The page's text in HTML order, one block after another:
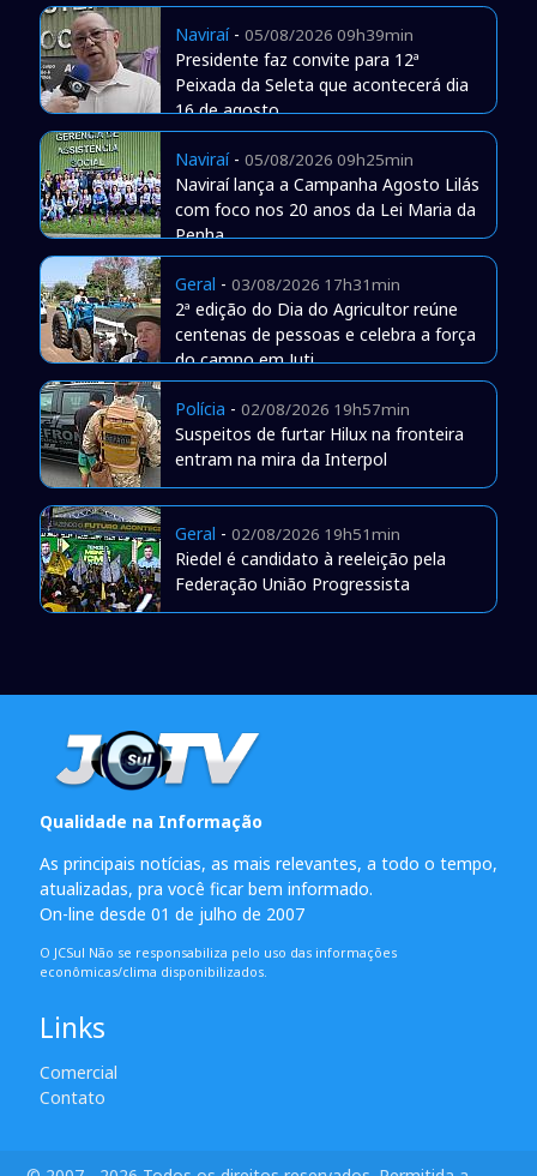
Naviraí- 05/08/2026 09h39min
Presidente faz convite para 12ª
Peixada da Seleta que acontecerá dia
16 de agosto
Naviraí- 05/08/2026 09h25min
Naviraí lança a Campanha Agosto Lilás
com foco nos 20 anos da Lei Maria da
Penha
Geral - 03/08/2026 17h31min
2ª edição do Dia do Agricultor reúne
centenas de pessoas e celebra a força
do campo em Juti
Polícia - 02/08/2026 19h57min
Suspeitos de furtar Hilux na fronteira
entram na mira da Interpol
Geral - 02/08/2026 19h51min
Riedel é candidato à reeleição pela
Federação União Progressista
Qualidade na Informação
As principais notícias, as mais relevantes, a todo o tempo,
atualizadas, pra você ficar bem informado.
On-line desde 01 de julho de 2007
O JCSul Não se responsabiliza pelo uso das informações
econômicas/clima disponibilizados.
Links
Comercial
Contato